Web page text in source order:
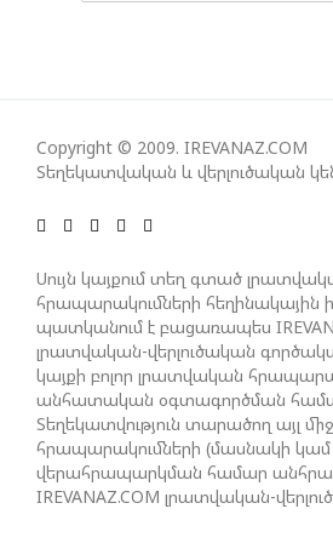
ԻՐԱՆԱԿԱՆ ԵՐԿՈՒ
ԳՈՐԾՈՒՆԵՈՒԹՅՈՒՆ
Է ՃԱՆԱՉՎԵԼ
ՆԱԽԱԳԱՀ ԻԼՀԱՄ ԱԼԻԵՎԸ
ՄԱԼԴԻՎՑԻ ԳՈՐԾԸՆԿԵՐ
«ՄԵՆՔ ԳՈՀ ԵՆՔ ԱԴՐԲԵՋԱՆԻ
ՄԻՋԵՎ
ԶԱՐԳԱՑՈՒՄԻՑ»
ՇԱՐՈՒՆԱԿՎՈՒՄ Է «ՄԵԾ
ԻՐԱԿԱՆԱՑՈՒՄԸ
Copyright © 2009. IREVANAZ.COM
Տեղեկատվական և վերլուծական
Սույն կայքում տեղ գտած
հրապարակումների հեղինակային
պատկանում է բացառապես
լրատվական-վերլուծական
կայքի բոլոր լրատվական
անհատական օգտագործման
Տեղեկատվություն տարածող այլ
հրապարակումների (մասնակի
վերահրապարկման համար
IREVANAZ.COM լրատվական-